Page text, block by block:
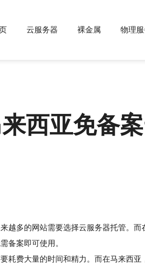
云服务器 裸金属 物理
西亚免备
越多的网站需要选择云服务器托管。
备案即可使用。
耗费大量的时间和精力。而在马来西